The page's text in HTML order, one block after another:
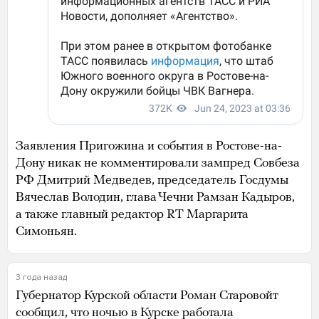
Заявления Пригожина и события в Ростове-на-
Дону никак не комментировали зампред Совбеза
РФ Дмитрий Медведев, председатель Госдумы
Вячеслав Володин, глава Чечни Рамзан Кадыров,
а также главный редактор RT Маргарита
Симоньян.
3 года назад
Губернатор Курской области Роман Старовойт
сообщил, что ночью в Курске работала